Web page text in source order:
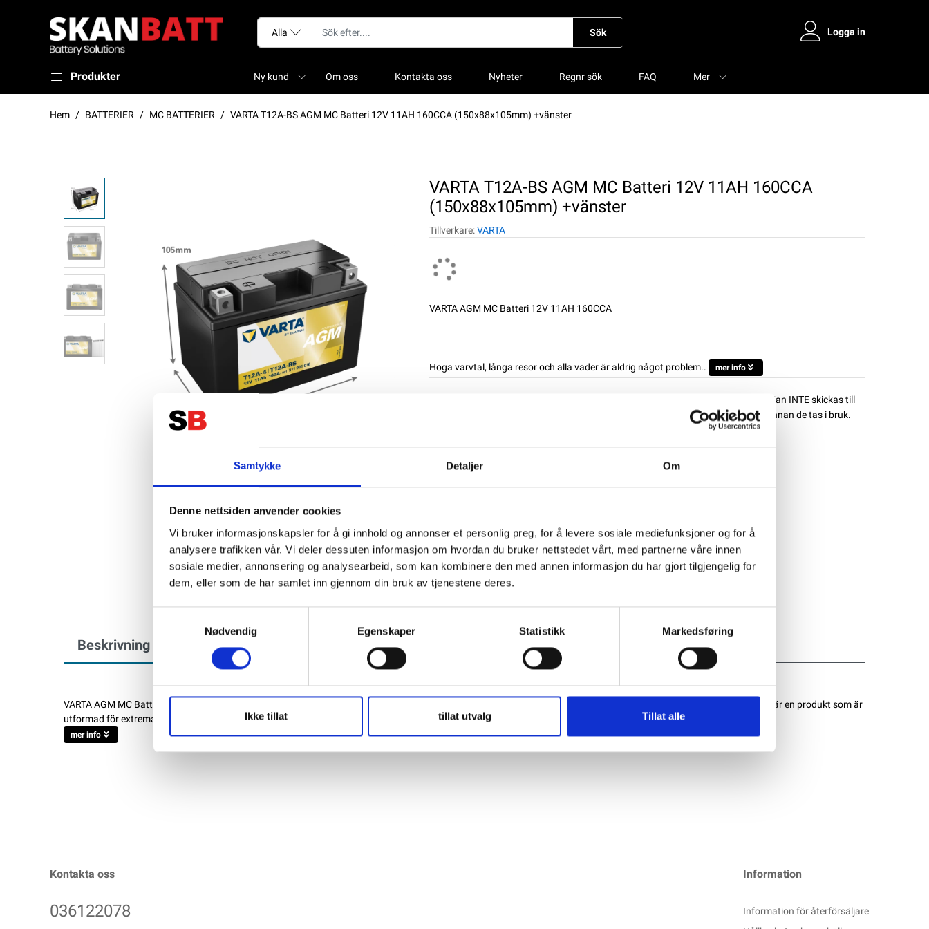
Samtykke Detaljer Om
Denne nettsiden anvender cookies
Vi bruker informasjonskapsler for å gi innhold og annonser et personlig preg, for å levere sosiale mediefunksjoner og for å
analysere trafikken vår. Vi deler dessuten informasjon om hvordan du bruker nettstedet vårt, med partnerne våre innen
sosiale medier, annonsering og analysearbeid, som kan kombinere den med annen informasjon du har gjort tilgjengelig for
dem, eller som de har samlet inn gjennom din bruk av tjenestene deres.
Nødvendig
Egenskaper Statistikk Markedsføring
Ikke tillat tillat utvalg Tillat alle
Sök Logga in
Produkter Ny kund Om oss Kontakta oss Nyheter Regnr sök FAQ Mer
Hem BATTERIER MC BATTERIER VARTA T12A-BS AGM MC Batteri 12V 11AH 160CCA (150x88x105mm) +vänster
VARTA T12A-BS AGM MC Batteri 12V 11AH 160CCA
(150x88x105mm) +vänster
Tillverkare:VARTA
VARTA AGM MC Batteri 12V 11AH 160CCA
Höga varvtal, långa resor och alla väder är aldrig något problem.. mer info
NB! Bly/syra MC-batterier kan endast skickas till företag eller hämtas i butik. Kan INTE skickas till
privatpersoner. NB: Alla batterier bör laddas till 100% med en lämplig laddare innan de tas i bruk.
SKU: 511901016
Kategorier:
VARTA POWERSPORT AGM
Beskrivning Specifikation
VARTA AGM MC Batteri 12V 11AH 160CCA Höga varvtal, långa resor och alla väder är aldrig något problem för de robusta VARTA® Powersports AGM-batterierna. Det är en produkt som är
utformad för extrema förhållanden, så att den alltid levererar maximal energi
mer info
Kontakta oss
036122078
Information
Information för återförsäljare